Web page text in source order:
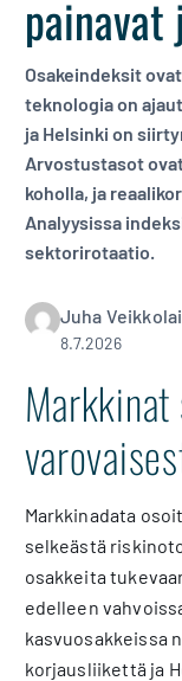
Osakeindeksit
teknologia on
ja Helsinki on
Arvostustasot
koholla, ja
Analyysissa
sektorirotaatio.
Juha
8.7.2026
Markkinadata
selkeästä
osakkeita
edelleen
kasvuosakkeissa
korjausliikettä ja